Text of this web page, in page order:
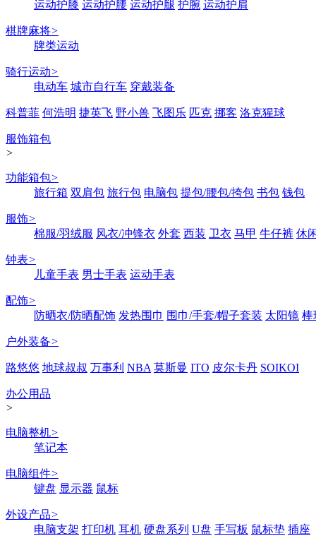
运动护膝 运动护腰 运动护腿 护腕 运动护肩
棋牌麻将>
牌类运动
骑行运动>
电动车 城市自行车 穿戴装备
科普菲 何浩明 捷英飞 野小兽 飞图乐 匹克 挪客 洛克猩球
服饰箱包
>
功能箱包>
旅行箱 双肩包 旅行包 电脑包 提包/腰包/挎包 书包 钱包
服饰>
棉服/羽绒服 风衣/冲锋衣 外套 西装 卫衣 马甲 牛仔裤 休
钟表>
儿童手表 男士手表 运动手表
配饰>
防晒衣/防晒配饰 发热围巾 围巾/手套/帽子套装 太阳镜 棒
户外装备>
路悠悠 地球叔叔 万事利 NBA 莫斯曼 ITO 皮尔卡丹 SOIKOI
办公用品
>
电脑整机>
笔记本
电脑组件>
键盘 显示器 鼠标
外设产品>
电脑支架 打印机 耳机 硬盘系列 U盘 手写板 鼠标垫 插座